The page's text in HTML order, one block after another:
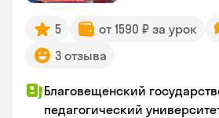
5 от 1590 ₽ за урок
3 отзыва
Благовещенский
педагогический